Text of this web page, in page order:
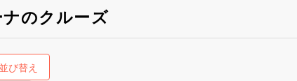
のクルーズ
並び替え